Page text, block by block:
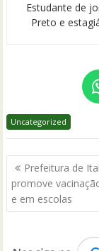
Estudante de
Preto e
Uncategorized
Navegação
de
Post
Prefeitura de
promove
e em escolas